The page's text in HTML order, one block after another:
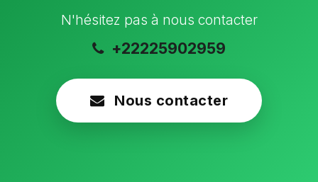
N'hésitez pas à nous contacter
+22225902959
Nous contacter